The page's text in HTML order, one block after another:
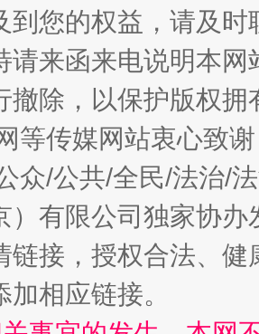
到您的权益，请及
请来函来电说明本
撤除，以保护版权
等传媒网站衷心致
众/公共/全民/法治/
）有限公司独家协
链接，授权合法、
相应链接。